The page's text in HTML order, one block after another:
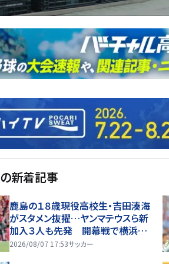
の新着記事
鹿島の１８歳現役高校生・吉田湊海
がスタメン抜擢…ヤンマテウスら新
加入３人も先発 開幕戦で横浜Ｆ
Ｍと激突
2026/08/07 17:53サッカー